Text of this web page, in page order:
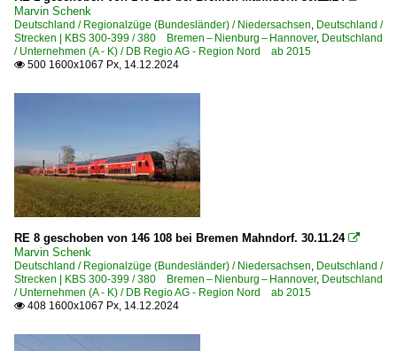
357 Northeim – Herzberg – Nordhausen ·Südharzbahn·
358 Seesen – Osterode – Herzberg ·Westharzbahn·
370 Bielefeld – Minden – Wunstorf – Hannover
375 (Minden–) Löhne – Osnabrück – Rheine – Bad
385 (Wanne-Eickel–) Münster – Bremen (–Hamburg)
390 Bremen – Oldenburg – Emden – Norddeich Mole
392 Wilhelmshaven – Oldenburg – Cloppenburg –
395 Rheine – Papenburg – Emden (–Norddeich Mole)
Strecken | KBS 600-699
Marvin Schenk
Deutschland / Regionalzüge (Bundesländer) / Niedersachsen, Deutschland /
Strecken | KBS 300-399 / 380 Bremen – Nienburg – Hannover, Deutschland
/ Unternehmen (A - K) / DB Regio AG - Region Nord ab 2015
 500 1600x1067 Px, 14.12.2024
RE 8 geschoben von 146 108 bei Bremen Mahndorf. 30.11.24 
Marvin Schenk
Deutschland / Regionalzüge (Bundesländer) / Niedersachsen, Deutschland /
Strecken | KBS 300-399 / 380 Bremen – Nienburg – Hannover, Deutschland
/ Unternehmen (A - K) / DB Regio AG - Region Nord ab 2015
 408 1600x1067 Px, 14.12.2024